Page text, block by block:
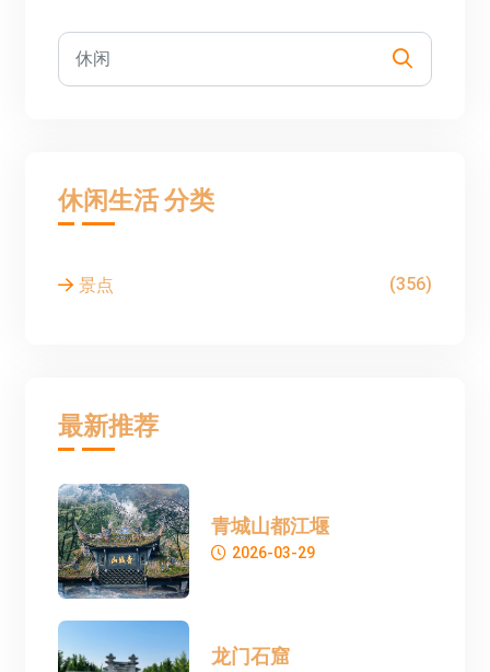
休闲生活 分类
景点 (356)
最新推荐
青城山都江堰
2026-03-29
龙门石窟